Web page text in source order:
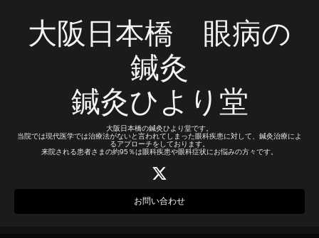
大阪日本橋 眼病の
鍼灸
鍼灸ひより堂
大阪日本橋の鍼灸ひより堂です。
当院では現代医学では治療法がないと言われてしまった眼科疾患に対して、鍼灸治療によ
るアプローチをしております。
来院される患者さまの約95％は眼科疾患や眼科症状にお悩みの方々です。
お問い合わせ